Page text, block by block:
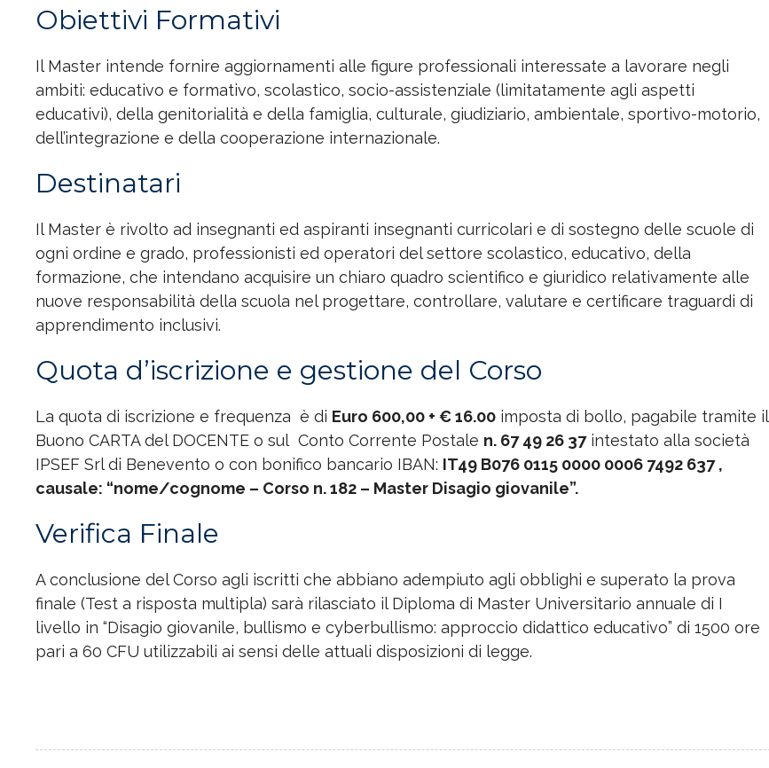
Obiettivi Formativi
Il Master intende fornire aggiornamenti alle figure professionali interessate a lavorare negli
ambiti: educativo e formativo, scolastico, socio-assistenziale (limitatamente agli aspetti
educativi), della genitorialità e della famiglia, culturale, giudiziario, ambientale, sportivo-motorio,
dell’integrazione e della cooperazione internazionale.
Destinatari
Il Master è rivolto ad insegnanti ed aspiranti insegnanti curricolari e di sostegno delle scuole di
ogni ordine e grado, professionisti ed operatori del settore scolastico, educativo, della
formazione, che intendano acquisire un chiaro quadro scientifico e giuridico relativamente alle
nuove responsabilità della scuola nel progettare, controllare, valutare e certificare traguardi di
apprendimento inclusivi.
Quota d’iscrizione e gestione del Corso
La quota di iscrizione e frequenza è di Euro 600,00 + € 16.00 imposta di bollo, pagabile tramite il
Buono CARTA del DOCENTE o sul Conto Corrente Postale n. 67 49 26 37intestato alla società
IPSEF Srl di Benevento o con bonifico bancario IBAN: IT49 B076 0115 0000 0006 7492 637,
causale: “nome/cognome – Corso n. 182 – Master Disagio giovanile”.
Verifica Finale
A conclusione del Corso agli iscritti che abbiano adempiuto agli obblighi e superato la prova
finale (Test a risposta multipla) sarà rilasciato il Diploma di Master Universitario annuale di I
livello in “Disagio giovanile, bullismo e cyberbullismo: approccio didattico educativo” di 1500 ore
pari a 60 CFU utilizzabili ai sensi delle attuali disposizioni di legge.